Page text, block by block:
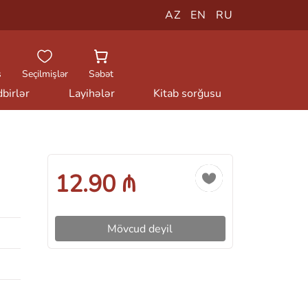
AZ EN RU
Seçilmişlər Səbət
Layihələr Kitab sorğusu
12.90 ₼
Mövcud deyil